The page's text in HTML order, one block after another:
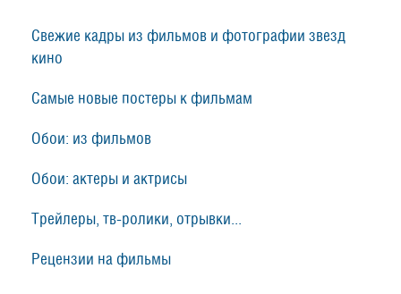
Свежие кадры из фильмов и фотографии звезд
кино
Самые новые постеры к фильмам
Обои: из фильмов
Обои: актеры и актрисы
Трейлеры, тв-ролики, отрывки...
Рецензии на фильмы